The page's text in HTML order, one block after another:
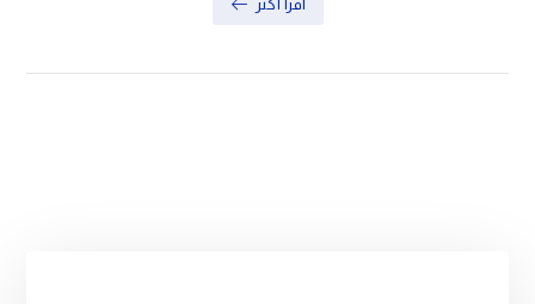
اقرأ أكثر